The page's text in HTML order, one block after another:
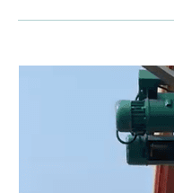
اردو
Čeština
Беларуская мова